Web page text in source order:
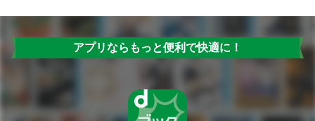
アプリならもっと便利で快適に！